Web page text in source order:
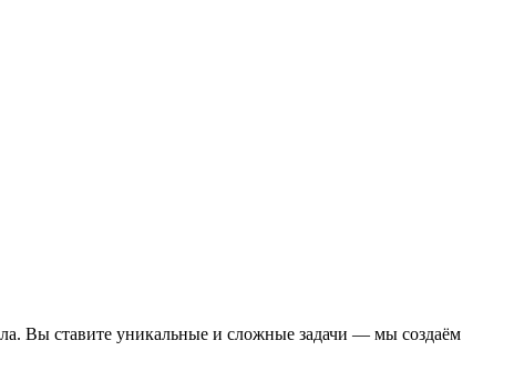
Вы ставите уникальные и сложные задачи — мы создаём